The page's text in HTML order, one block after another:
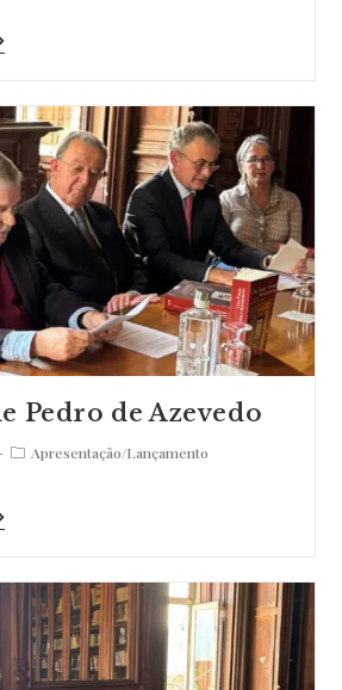
Discurso
Manuel
Braga
da
Cruz
Pedro de Azevedo
PostApresentação/Lançamento
Discurso
Pedro
Azevedo